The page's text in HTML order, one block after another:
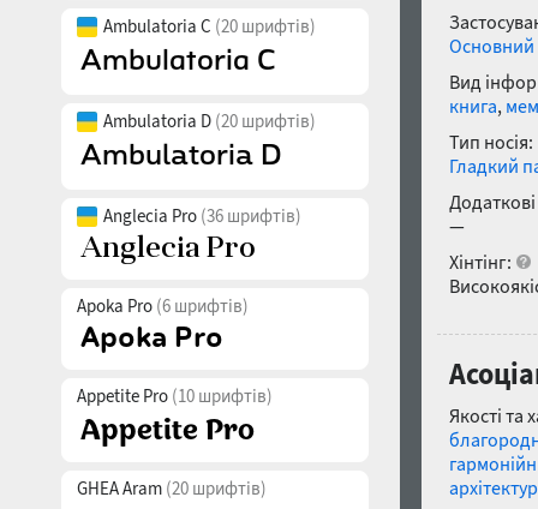
Ambulatoria C (20 шрифтів)
Ambulatoria D (20 шрифтів)
Anglecia Pro (36 шрифтів)
Apoka Pro (6 шрифтів)
Appetite Pro (10 шрифтів)
GHEA Aram (20 шрифтів)
Основний
Вид
книга,
Тип носія:
Гладкий
—
Хінтінг:
Якості та